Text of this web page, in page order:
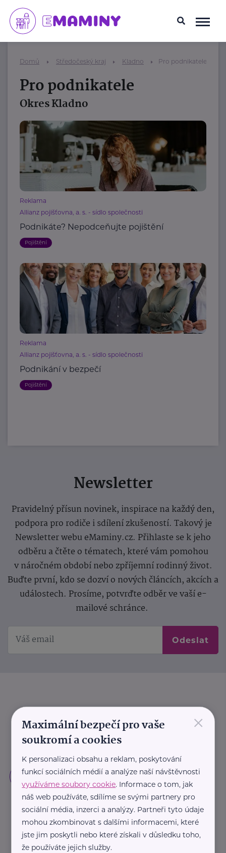
Domů Středočeský kraj Kladno Pro podnikatele
Pro podnikatele
Okres Kladno
Reklama
Allianz pojišťovna, a. s. - sídlo společnosti
Podnikáte? Nepodceňujte pojištění
Pojištění
Reklama
Allianz pojišťovna, a. s. - sídlo společnosti
Podnikání v bezpečí
Pojištění
Newsletter
Pravidelný přísun novinek, inspirace na každý den,
podpora pro rodiče i sdílení zkušeností. Takový je
Newsletter webu eMaminy.cz. Přihlaste se k jeho
odběru a čtěte o tématech, které vám pomohou
v náročném období nebo zpříjemní rodinný život.
Buďte první, kdo se dozví o nových článcích, akcích a
událostech. Prosíme, potvrďte odběr ve vaší e-
mailové schránce.
Odeslat
×
Maximální bezpečí pro vaše
soukromí a cookies
K personalizaci obsahu a reklam, poskytování
funkcí sociálních médií a analýze naší návštěvnosti
využíváme soubory cookie. Informace o tom, jak
náš web používáte, sdílíme se svými partnery pro
sociální média, inzerci a analýzy. Partneři tyto údaje
mohou zkombinovat s dalšími informacemi, které
jste jim poskytli nebo které získali v důsledku toho,
že používáte jejich služby.